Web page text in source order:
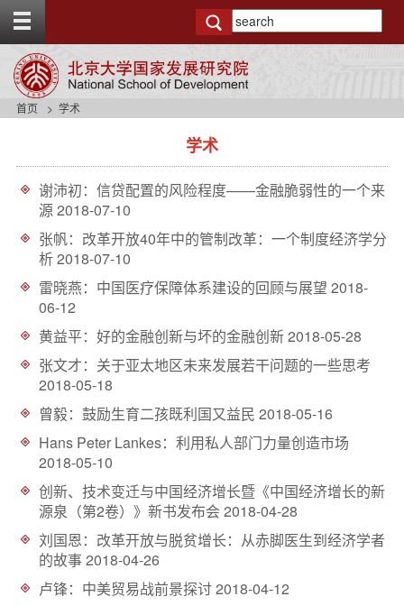
g
t
首页 学术
学术
谢沛初：信贷配置的风险程度——金融脆弱性的一个来
源2018-07-10
张帆：改革开放40年中的管制改革：一个制度经济学分
析2018-07-10
雷晓燕：中国医疗保障体系建设的回顾与展望 2018-
06-12
黄益平：好的金融创新与坏的金融创新2018-05-28
张文才：关于亚太地区未来发展若干问题的一些思考
2018-05-18
曾毅：鼓励生育二孩既利国又益民 2018-05-16
Hans Peter Lankes：利用私人部门力量创造市场
2018-05-10
创新、技术变迁与中国经济增长暨《中国经济增长的新
源泉（第2卷）》新书发布会 2018-04-28
刘国恩：改革开放与脱贫增长：从赤脚医生到经济学者
的故事2018-04-26
卢锋：中美贸易战前景探讨2018-04-12